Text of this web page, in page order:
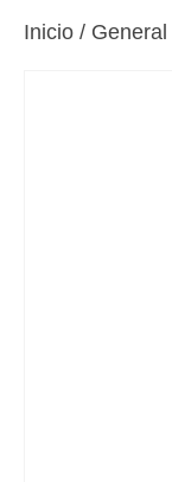
Inicio / General